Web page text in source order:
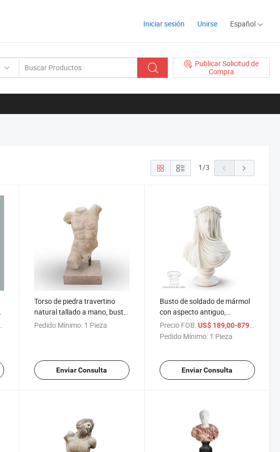
Iniciar sesión Unirse Español
Publicar Solicitud de
Compra
1/3
Torso de piedra travertino
natural tallado a mano, busto
de mármol
Pedido Mínimo: 1 Pieza
Enviar Consulta
Busto de soldado de mármol
con aspecto antiguo,
escultura de busto
Precio FOB: US$ 189,00-879,00
Pedido Mínimo: 1 Pieza
Enviar Consulta